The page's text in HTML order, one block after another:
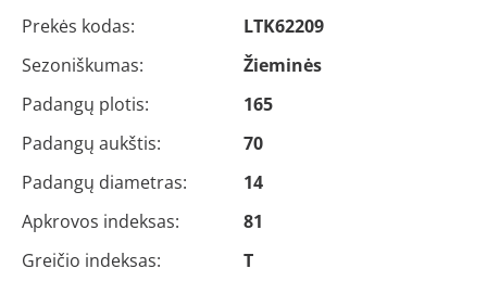
Prekės kodas:
LTK62209
Sezoniškumas:
Žieminės
Padangų plotis:
165
Padangų aukštis:
70
Padangų diametras:
14
Apkrovos indeksas:
81
Greičio indeksas:
T